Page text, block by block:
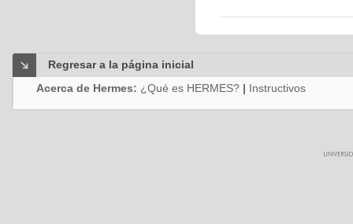
Regresar a la página inicial
Acerca de Hermes: ¿Qué es HERMES? | Instructivos